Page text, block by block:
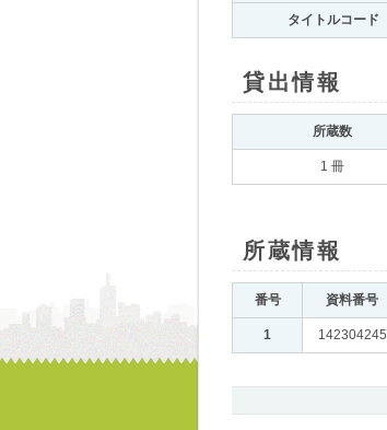
タイトルコード
貸出情報
所蔵数
1 冊
所蔵情報
番号｡ 資料番号
1 142304245